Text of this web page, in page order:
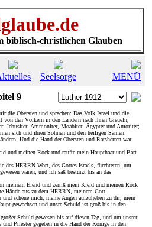
biblisch-christlichen Glauben
Seelsorge
MENÜ
9
die Obersten und sprachen: Das Volk Israel und die
von den Völkern in den Ländern nach ihren Greueln,
Jebusiter, Ammoniter, Moabiter, Ägypter und Amoriter;
sich und ihren Söhnen und den heiligen Samen
Und die Hand der Obersten und Ratsherren war
und meinen Rock und raufte mein Haupthaar und Bart
des HERRN Wort, des Gottes Israels, fürchteten, um
waren; und ich saß bestürzt bis an das
meinem Elend und zerriß mein Kleid und meinen Rock
Hände aus zu dem HERRN, meinem Gott,
scheue mich, meine Augen aufzuheben zu dir, mein
gewachsen und unsre Schuld ist groß bis in den
Schuld gewesen bis auf diesen Tag, und um unsrer
Priester gegeben in die Hand der Könige in den